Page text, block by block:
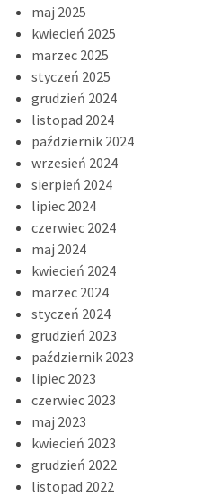
maj 2025
kwiecień 2025
marzec 2025
styczeń 2025
grudzień 2024
listopad 2024
październik 2024
wrzesień 2024
sierpień 2024
lipiec 2024
czerwiec 2024
maj 2024
kwiecień 2024
marzec 2024
styczeń 2024
grudzień 2023
październik 2023
lipiec 2023
czerwiec 2023
maj 2023
kwiecień 2023
grudzień 2022
listopad 2022